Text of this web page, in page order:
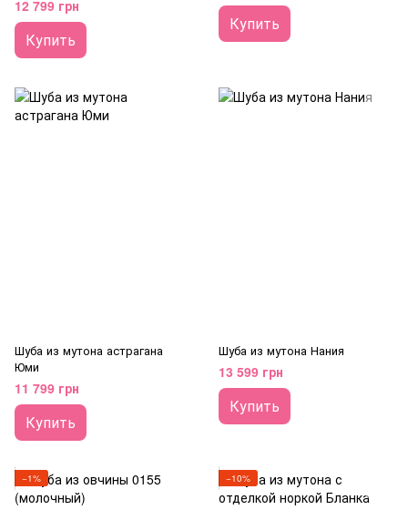
12 799 грн
Купить
Купить
Шуба из мутона астрагана
Юми
11 799 грн
Купить
Шуба из мутона Нания
13 599 грн
Купить
−1% −10%